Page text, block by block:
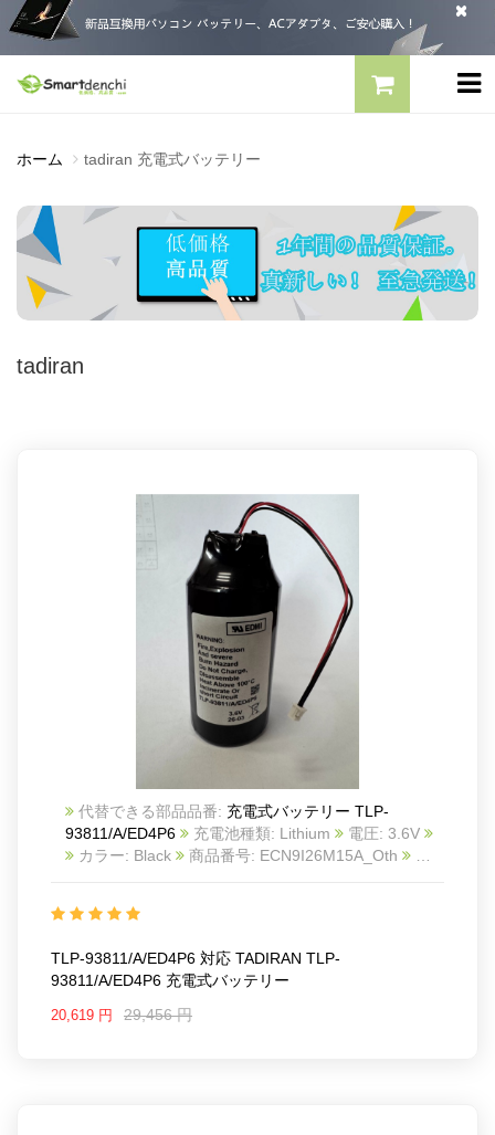
ホーム tadiran 充電式バッテリー
tadiran
代替できる部品品番: 充電式バッテリー TLP-
93811/A/ED4P6
充電池種類: Lithium
電圧: 3.6V
カラー: Black
商品番号: ECN9I26M15A_Oth
互
TLP-93811/A/ED4P6
TLP-93811/A/ED4P6 対応 TADIRAN TLP-
93811/A/ED4P6 充電式バッテリー
20,619 円 29,456 円